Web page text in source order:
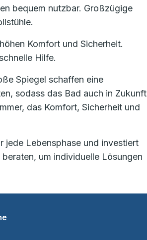
bequem nutzbar. Großzügige
Komfort und Sicherheit.
Hilfe.
Spiegel schaffen eine
sodass das Bad auch in Zukunft
das Komfort, Sicherheit und
jede Lebensphase und investiert
um individuelle Lösungen